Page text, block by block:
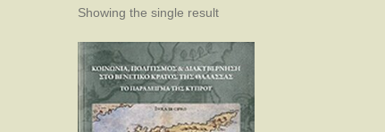
Showing the single result